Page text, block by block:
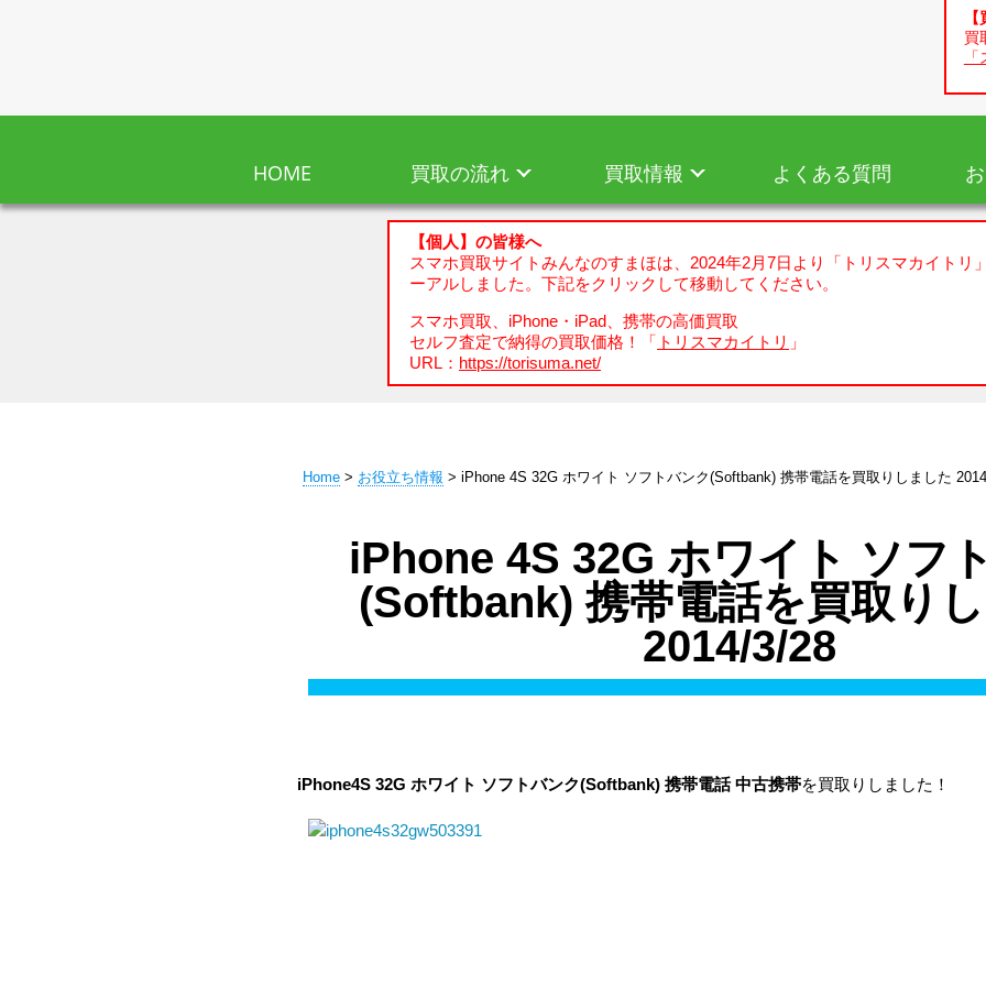
買
HOME 買取の流れ 買取情報 よくある質問
【個人】の皆様へ
スマホ買取サイトみんなのすまほは、2024年2月7日より「トリスマカイトリ
ーアルしました。下記をクリックして移動してください。
スマホ買取、iPhone・iPad、携帯の高価買取
セルフ査定で納得の買取価格！「 トリスマカイトリ 」
URL： https://torisuma.net/
Home > お役立ち情報 > iPhone 4S 32G ホワイト ソフトバンク(Softbank) 携帯電話を買取りしました
iPhone 4S 32G ホワイト ソフ
(Softbank) 携帯電話を買取り
2014/3/28
iPhone4S 32G ホワイト ソフトバンク(Softbank) 携帯電話 中古携帯を買取りしました！